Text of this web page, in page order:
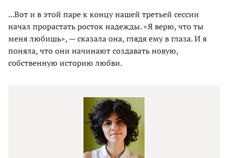
...Вот и в этой паре к концу нашей третьей сессии
начал прорастать росток надежды. «Я верю, что ты
меня любишь», — сказала она, глядя ему в глаза. И я
поняла, что они начинают создавать новую,
собственную историю любви.